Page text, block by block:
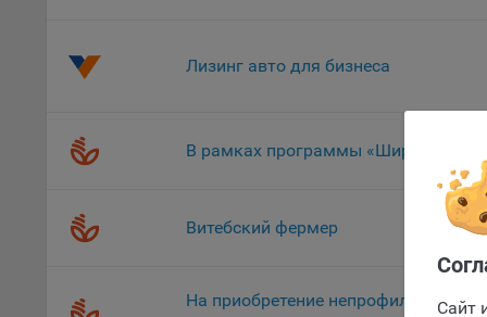
Сайт
9.3.
9.4.
Лизинг авто для бизнеса
В рамках программы «ШиреКруг»
Витебский фермер
На приобретение непрофильных